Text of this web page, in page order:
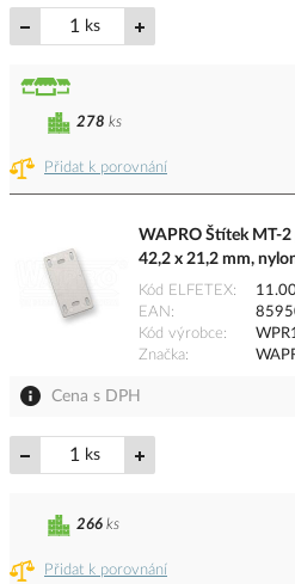
ks
Přidat k porovnání
278 ks
WAPRO Štítek MT-2
42,2 x 21,2 mm,
Kód ELFETEX
EAN
Kód výrobce
Značka
Cena s DPH
ks
Přidat k porovnání
266 ks